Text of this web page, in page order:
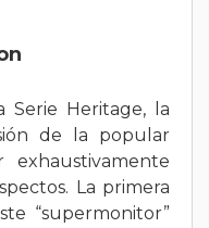
Heritage, la
de la popular
La primera
“supermonitor”